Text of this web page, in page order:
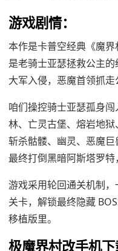
游戏剧情：
本作是卡普空经典《魔
是老骑士亚瑟拯救公主
大军入侵，恶魔首领抓走
咱们操控骑士亚瑟孤身
林、亡灵古堡、熔岩地
斩杀骷髅、幽灵、恶魔巨
最终打倒黑暗阿斯塔罗特
游戏采用轮回通关机制
关卡，解锁最终隐藏
移植版里。
极魔界村改手机